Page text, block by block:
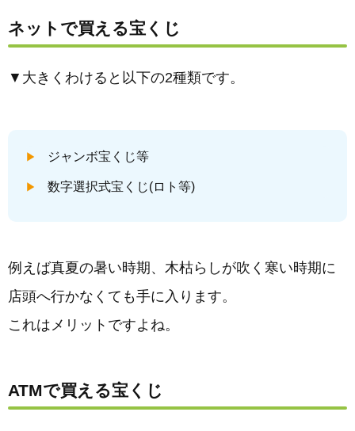
ネットで買える宝くじ
▼大きくわけると以下の2種類です。
ジャンボ宝くじ等
数字選択式宝くじ(ロト等)
例えば真夏の暑い時期、木枯らしが吹く寒い時期に
店頭へ行かなくても手に入ります。
これはメリットですよね。
ATMで買える宝くじ